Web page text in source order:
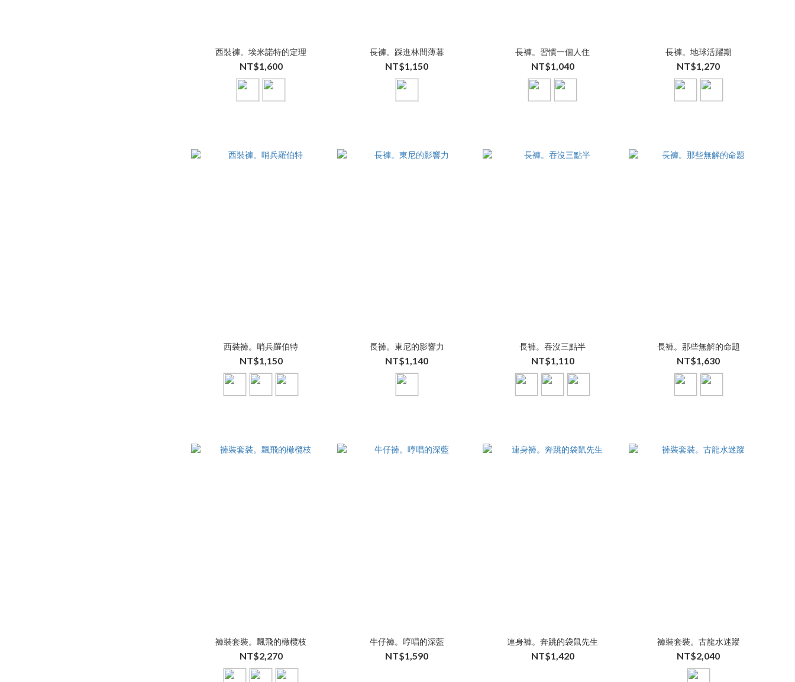
西裝褲。埃米諾特的定理
NT$1,600
長褲。踩進林間薄暮
NT$1,150
長褲。習慣一個人住
NT$1,040
長褲。地球活躍期
NT$1,270
西裝褲。哨兵羅伯特
NT$1,150
長褲。東尼的影響力
NT$1,140
長褲。吞沒三點半
NT$1,110
長褲。那些無解的命題
NT$1,630
褲裝套裝。飄飛的橄欖枝
NT$2,270
牛仔褲。哼唱的深藍
NT$1,590
連身褲。奔跳的袋鼠先生
NT$1,420
褲裝套裝。古龍水迷蹤
NT$2,040